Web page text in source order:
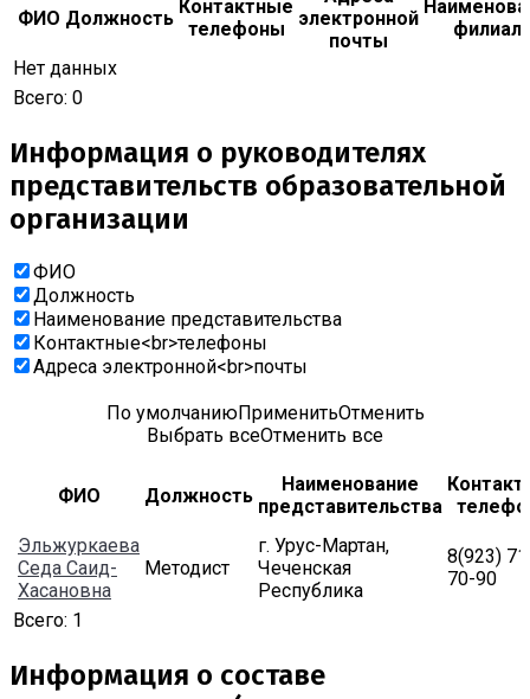
ФИО Должность
Контактные
телефоны
электронной
почты
Нет данных
Всего: 0
Информация о руководителях
представительств образовательной
организации
ФИО
Должность
Наименование представительства
Контактные<br>телефоны
Адреса электронной<br>почты
По умолчаниюПрименитьОтменить
Выбрать всеОтменить все
ФИО Должность
Наименование
представительства
Эльжуркаева
Седа Саид-
Хасановна
Методист
г. Урус-Мартан,
Чеченская
Республика
8(923)
70-90
Всего: 1
Информация о составе